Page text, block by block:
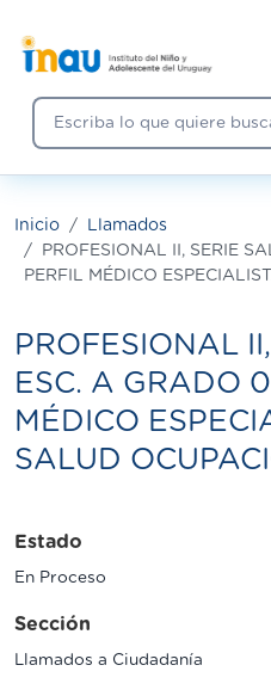
Buscar
Inicio
Llamados
PROFESIONAL II, SERIE
PERFIL MÉDICO
PROFESIONAL
ESC. A GRADO
MÉDICO
SALUD
Estado
En Proceso
Sección
Llamados a Ciudadanía